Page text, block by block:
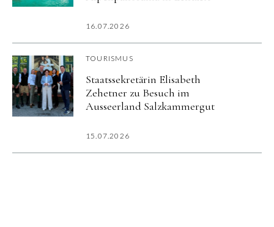
16.07.2026
TOURISMUS
Staatssekretärin Elisabeth
Zehetner zu Besuch im
Ausseerland Salzkammergut
15.07.2026